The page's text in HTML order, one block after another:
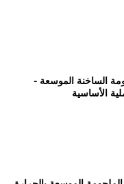
الساخنة الموسعة -
الأساسية